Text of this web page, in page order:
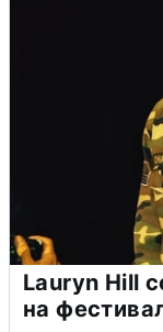
Lauryn Hill
на